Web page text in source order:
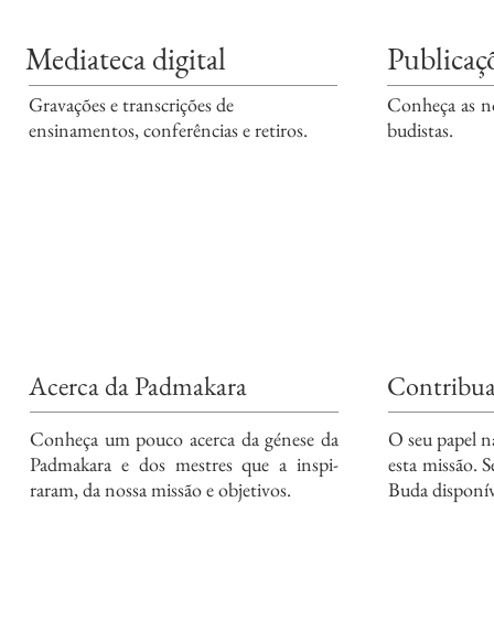
Mediateca digital
Gravações e transcrições de
ensinamentos, conferências e retiros.
Conheça as
budistas.
Acerca da Padmakara
Conheça um pouco acerca da génese da
Padmakara e dos mestres que a inspi-
raram, da nossa missão e objetivos.
O seu papel
esta missão.
Buda